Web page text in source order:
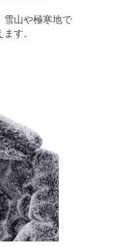
雪山や極寒地で
す。